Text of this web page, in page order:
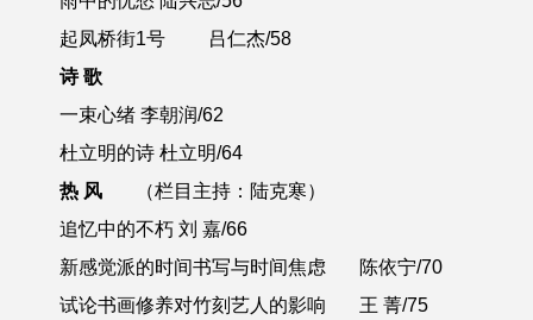
起凤桥街1号 吕仁杰/58
诗 歌
一束心绪 李朝润/62
杜立明的诗 杜立明/64
热 风
（栏目主持：陆克寒）
追忆中的不朽 刘 嘉/66
新感觉派的时间书写与时间焦虑
陈依宁/70
试论书画修养对竹刻艺人的影响 王 菁/75